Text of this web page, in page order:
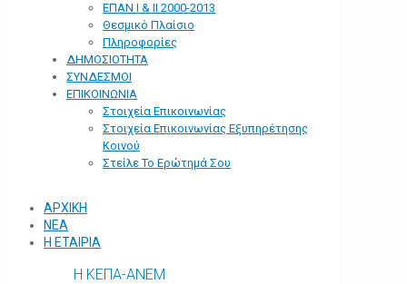
ΕΠΑΝ Ι & ΙΙ 2000-2013
Θεσμικό Πλαίσιο
Πληροφορίες
ΔΗΜΟΣΙΟΤΗΤΑ
ΣΥΝΔΕΣΜΟΙ
ΕΠΙΚΟΙΝΩΝΙΑ
Στοιχεία Επικοινωνίας
Στοιχεία Επικοινωνίας Εξυπηρέτησης
Κοινού
Στείλε Το Ερώτημά Σου
ΑΡΧΙΚΗ
ΝΕΑ
Η ΕΤΑΙΡΙΑ
Η ΚΕΠΑ-ΑΝΕΜ